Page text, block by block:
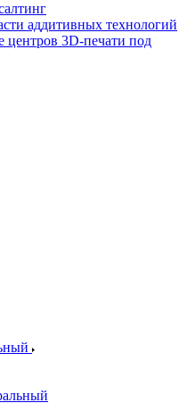
аддитивных технологий
центров 3D-печати под